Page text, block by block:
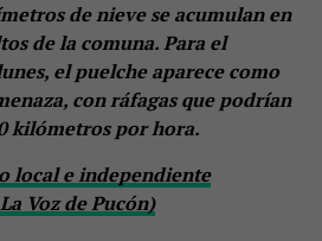
de nieve se acumulan en
de la comuna. Para el
el puelche aparece como
con ráfagas que podrían
kilómetros por hora.
local e independiente
Voz de Pucón)